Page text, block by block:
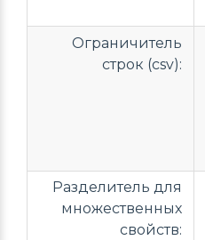
Ограничитель
строк (csv):
Разделитель для
множественных
свойств: